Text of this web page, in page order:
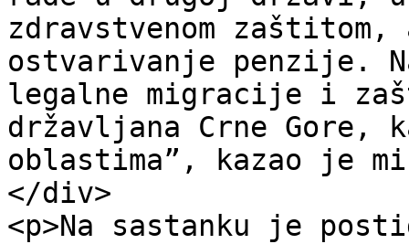
zdravstvenom
ostvarivanje penzije.
legalne migracije i
državljana Crne Gore,
oblastima”, kazao je
</div>
<p>Na sastanku je